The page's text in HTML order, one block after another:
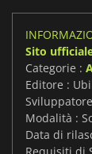
Sito
Categorie :
Editore :
Modalità :
Data di